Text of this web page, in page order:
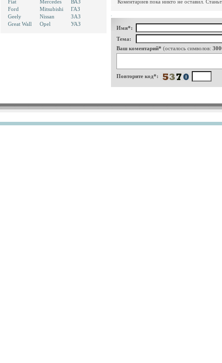
Fiat
Ford
Geely
Great Wall
Mercedes
Mitsubishi
Nissan
Opel
ВАЗ
ГАЗ
ЗАЗ
УАЗ
Коментариев пока никто не оставил.
Имя*:
Тема:
Ваш коментарий* (осталось символов:
Повторите код*: